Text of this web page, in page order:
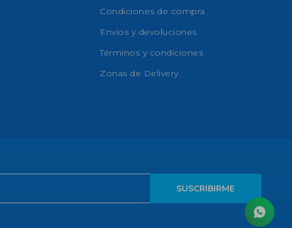
SUSCRIBIRME
Condiciones de compra
Envíos y devoluciones
Términos y condiciones
Zonas de Delivery